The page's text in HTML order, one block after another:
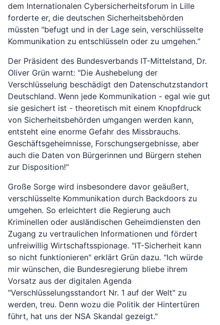
dem Internationalen Cybersicherheitsforum in Lille
forderte er, die deutschen Sicherheitsbehörden
müssten "befugt und in der Lage sein, verschlüsselte
Kommunikation zu entschlüsseln oder zu umgehen.“
Der Präsident des Bundesverbands IT-Mittelstand, Dr.
Oliver Grün warnt: "Die Aushebelung der
Verschlüsselung beschädigt den Datenschutzstandort
Deutschland. Wenn jede Kommunikation - egal wie gut
sie gesichert ist - theoretisch mit einem Knopfdruck
von Sicherheitsbehörden umgangen werden kann,
entsteht eine enorme Gefahr des Missbrauchs.
Geschäftsgeheimnisse, Forschungsergebnisse, aber
auch die Daten von Bürgerinnen und Bürgern stehen
zur Disposition!"
Große Sorge wird insbesondere davor geäußert,
verschlüsselte Kommunikation durch Backdoors zu
umgehen. So erleichtert die Regierung auch
Kriminellen oder ausländischen Geheimdiensten den
Zugang zu vertraulichen Informationen und fördert
unfreiwillig Wirtschaftsspionage. "IT-Sicherheit kann
so nicht funktionieren" erklärt Grün dazu. "Ich würde
mir wünschen, die Bundesregierung bliebe ihrem
Vorsatz aus der digitalen Agenda
"Verschlüsselungsstandort Nr. 1 auf der Welt" zu
werden, treu. Denn wozu die Politik der Hintertüren
führt, hat uns der NSA Skandal gezeigt."